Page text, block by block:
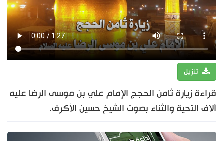
تنزيل
قراءة زيارة ثامن الحجج الإمام علي بن موسى الرضا عليه
آلاف التحية والثناء بصوت الشيخ حسين الأكرف.